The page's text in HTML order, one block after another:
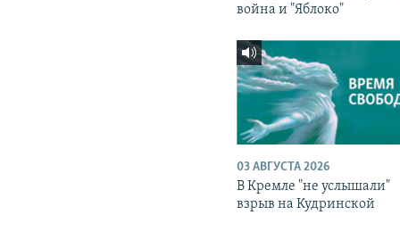
война и "Яблоко"
03 АВГУСТА 2026
В Кремле "не услышали"
взрыв на Кудринской